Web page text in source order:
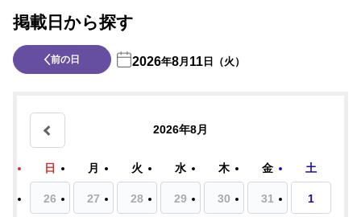
掲載日から探す
前の日 2026年8月 11 日（火）
2026年8月
日 月 火 水 木 金 土
26 27 28 29 30 31 1